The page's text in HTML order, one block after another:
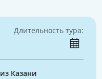
Длительность тура:
из Казани